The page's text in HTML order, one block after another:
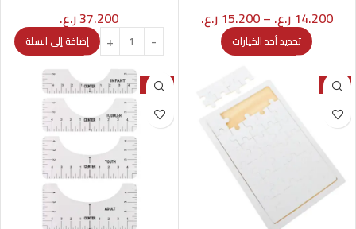
14.200 ر.ع. –
15.200 ر.ع.
تحديد أحد الخيارات
37.200ر.ع.
إضافة إلى السلة
-6%
-33%